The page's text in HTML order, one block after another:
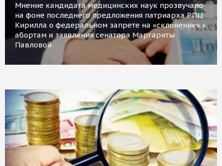
Мнение кандидата медицинских наук прозвучало
на фоне последнего предложения патриарха РПЦ
Кирилла о федеральном запрете на «склонение» к
абортам и заявления сенатора Маргариты
Павловой